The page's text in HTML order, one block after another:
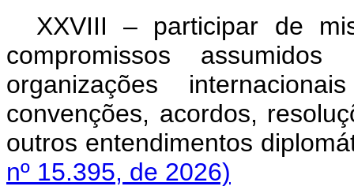
XXVIII – participar de
compromissos
organizações
convenções, acordos,
outros entendimentos
nº 15.395, de 2026)